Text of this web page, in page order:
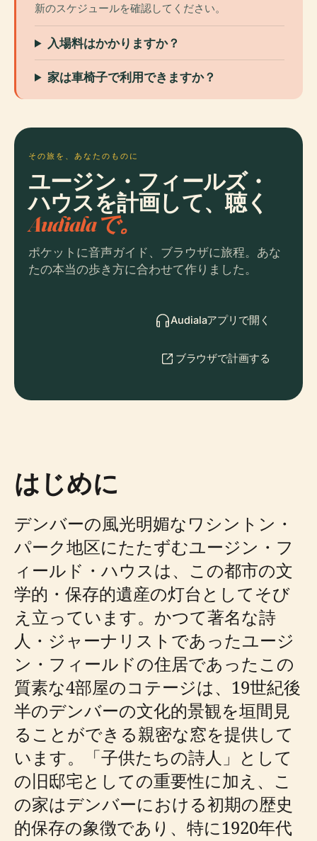
新のスケジュールを確認してください。
入場料はかかりますか？
家は車椅子で利用できますか？
その旅を、あなたのものに
ユージン・フィールズ・
ハウスを計画して、聴く
Audialaで。
ポケットに音声ガイド、ブラウザに旅程。あな
たの本当の歩き方に合わせて作りました。
Audialaアプリで開く
ブラウザで計画する
はじめに
デンバーの風光明媚なワシントン・
パーク地区にたたずむユージン・フ
ィールド・ハウスは、この都市の文
学的・保存的遺産の灯台としてそび
え立っています。かつて著名な詩
人・ジャーナリストであったユージ
ン・フィールドの住居であったこの
質素な4部屋のコテージは、19世紀後
半のデンバーの文化的景観を垣間見
ることができる親密な窓を提供して
います。「子供たちの詩人」として
の旧邸宅としての重要性に加え、こ
の家はデンバーにおける初期の歴史
的保存の象徴であり、特に1920年代